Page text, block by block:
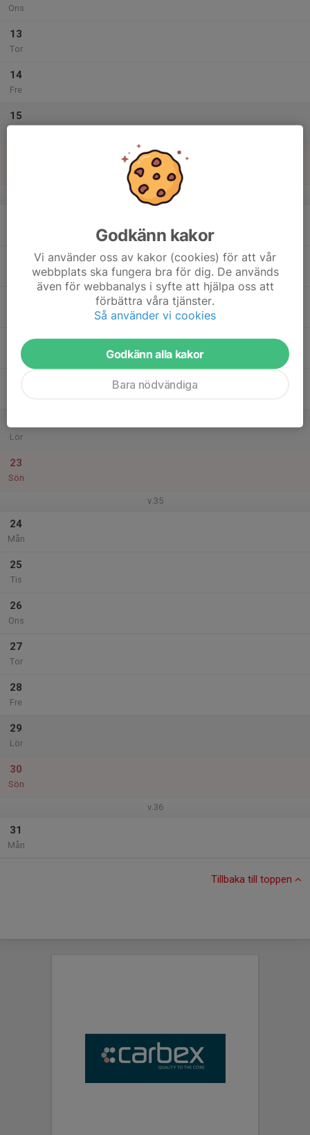
Ons
13
Tor
14
Fre
15
v.34
Tor
Lör
23
Sön
v.35
24
Mån
25
Tis
26
Ons
27
Tor
28
Fre
29
Lör
30
Sön
v.36
31
Mån
Tillbaka till toppen
Godkänn kakor
Vi använder oss av kakor (cookies) för att vår
webbplats ska fungera bra för dig. De används
även för webbanalys i syfte att hjälpa oss att
förbättra våra tjänster.
Så använder vi cookies
Godkänn alla kakor
Bara nödvändiga